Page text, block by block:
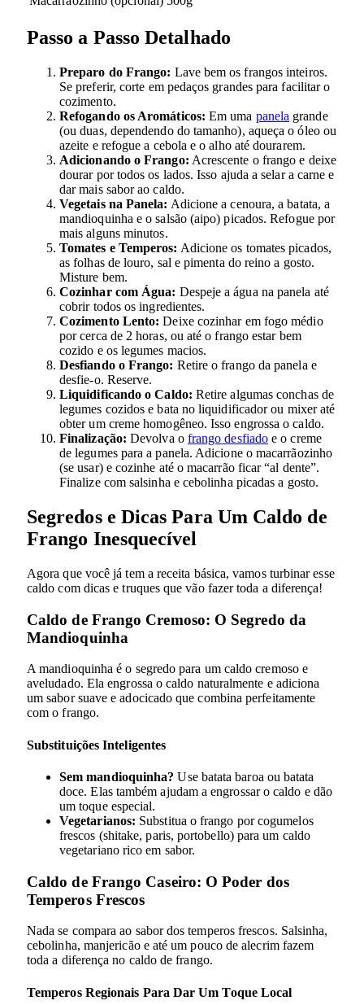
Passo a Passo Detalhado
Preparo do Frango: Lave bem os frangos inteiros.
Se preferir, corte em pedaços grandes para facilitar o
cozimento.
Refogando os Aromáticos: Em uma panela grande
(ou duas, dependendo do tamanho), aqueça o óleo ou
azeite e refogue a cebola e o alho até dourarem.
Adicionando o Frango: Acrescente o frango e deixe
dourar por todos os lados. Isso ajuda a selar a carne e
dar mais sabor ao caldo.
Vegetais na Panela: Adicione a cenoura, a batata, a
mandioquinha e o salsão (aipo) picados. Refogue por
mais alguns minutos.
Tomates e Temperos: Adicione os tomates picados,
as folhas de louro, sal e pimenta do reino a gosto.
Misture bem.
Cozinhar com Água: Despeje a água na panela até
cobrir todos os ingredientes.
Cozimento Lento: Deixe cozinhar em fogo médio
por cerca de 2 horas, ou até o frango estar bem
cozido e os legumes macios.
Desfiando o Frango: Retire o frango da panela e
desfie-o. Reserve.
Liquidificando o Caldo: Retire algumas conchas de
legumes cozidos e bata no liquidificador ou mixer até
obter um creme homogêneo. Isso engrossa o caldo.
Finalização: Devolva o frango desfiado e o creme
de legumes para a panela. Adicione o macarrãozinho
(se usar) e cozinhe até o macarrão ficar “al dente”.
Finalize com salsinha e cebolinha picadas a gosto.
Segredos e Dicas Para Um Caldo de
Frango Inesquecível
Agora que você já tem a receita básica, vamos turbinar esse
caldo com dicas e truques que vão fazer toda a diferença!
Caldo de Frango Cremoso: O Segredo da
Mandioquinha
A mandioquinha é o segredo para um caldo cremoso e
aveludado. Ela engrossa o caldo naturalmente e adiciona
um sabor suave e adocicado que combina perfeitamente
com o frango.
Substituições Inteligentes
Sem mandioquinha? Use batata baroa ou batata
doce. Elas também ajudam a engrossar o caldo e dão
um toque especial.
Vegetarianos: Substitua o frango por cogumelos
frescos (shitake, paris, portobello) para um caldo
vegetariano rico em sabor.
Caldo de Frango Caseiro: O Poder dos
Temperos Frescos
Nada se compara ao sabor dos temperos frescos. Salsinha,
cebolinha, manjericão e até um pouco de alecrim fazem
toda a diferença no caldo de frango.
Temperos Regionais Para Dar Um Toque Local